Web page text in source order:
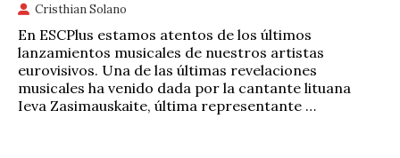
Cristhian Solano
En ESCPlus estamos atentos de los últimos
lanzamientos musicales de nuestros artistas
eurovisivos. Una de las últimas revelaciones
musicales ha venido dada por la cantante lituana
Ieva Zasimauskaite, última representante …